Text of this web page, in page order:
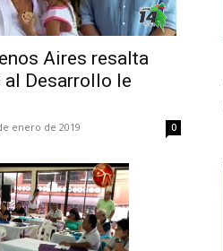
Aires resalta
al Desarrollo le
enero de 2019 0